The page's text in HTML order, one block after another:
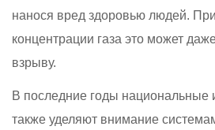
нанося вред здоровью людей.
концентрации газа это может
взрыву.
В последние годы национальные
также уделяют внимание